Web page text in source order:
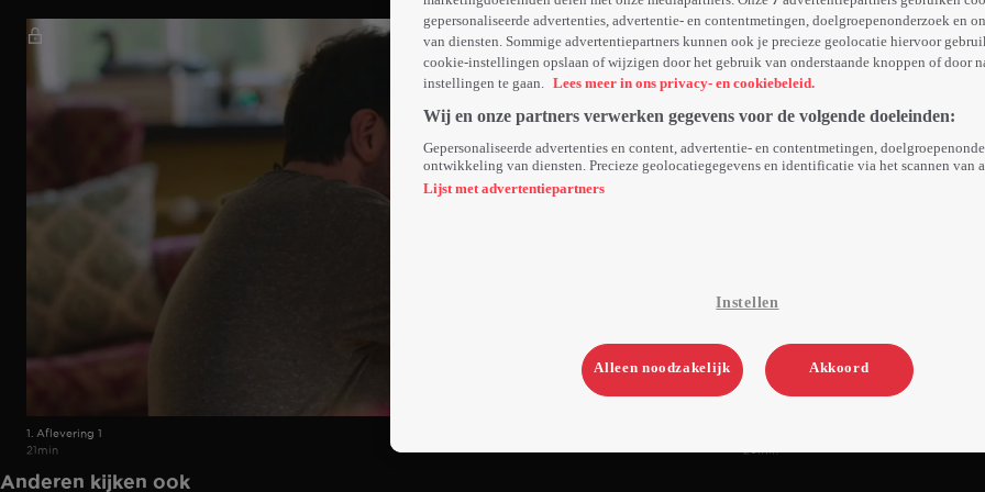
1. Aflevering 1
21min
20min
Anderen kijken ook
gepersonaliseerde advertenties, advertentie- en contentmetingen, doelgroepenonderzoek en
van diensten. Sommige advertentiepartners kunnen ook je precieze geolocatie hiervoor
cookie-instellingen opslaan of wijzigen door het gebruik van onderstaande knoppen of door
instellingen te gaan. Lees meer in ons privacy- en cookiebeleid.
Wij en onze partners verwerken gegevens voor de volgende doeleinden:
Gepersonaliseerde advertenties en content, advertentie- en contentmetingen,
ontwikkeling van diensten. Precieze geolocatiegegevens en identificatie via het scannen van
Lijst met advertentiepartners
Instellen
Alleen noodzakelijk Akkoord